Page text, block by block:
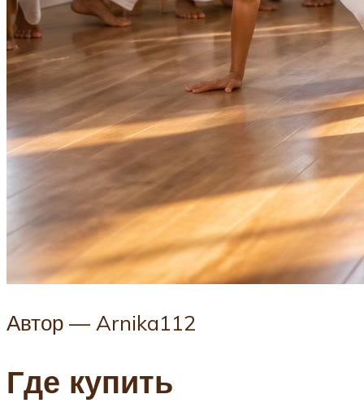
Автор — Arnika112
Где купить